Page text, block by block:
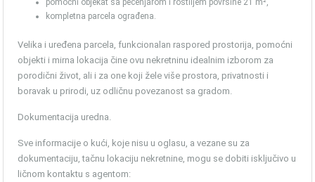
pomoćni objekat sa pečenjarom i roštiljem površine 21 m²,
kompletna parcela ograđena.
Velika i uređena parcela, funkcionalan raspored prostorija, pomoćni
objekti i mirna lokacija čine ovu nekretninu idealnim izborom za
porodični život, ali i za one koji žele više prostora, privatnosti i
boravak u prirodi, uz odličnu povezanost sa gradom.
Dokumentacija uredna.
Sve informacije o kući, koje nisu u oglasu, a vezane su za
dokumentaciju, tačnu lokaciju nekretnine, mogu se dobiti isključivo u
ličnom kontaktu s agentom: